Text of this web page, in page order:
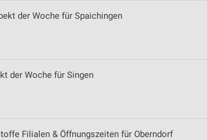
der Woche für Spaichingen
der Woche für Singen
Filialen & Öffnungszeiten für Oberndorf